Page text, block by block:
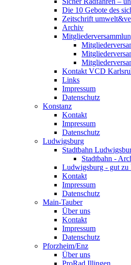
Die 10 Gebote des
Zeitschrift
Archiv
Kontakt VCD
Links
Impressum
Datenschutz
Konstanz
Kontakt
Impressum
Datenschutz
Ludwigsburg
Stadtbahn
Stadtbahn -
Ludwigsburg - gut zu
Kontakt
Impressum
Datenschutz
Main-Tauber
Über uns
Kontakt
Impressum
Datenschutz
Pforzheim/Enz
Über uns
ProRad Illingen